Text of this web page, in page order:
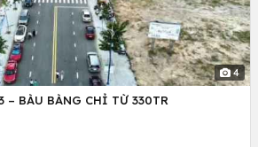
4
– BÀU BÀNG CHỈ TỪ 330TR